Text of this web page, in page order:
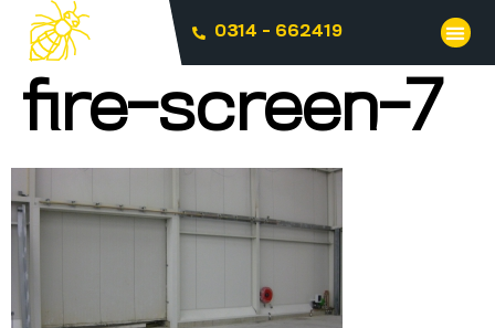
0314 - 662419
fire-screen-7